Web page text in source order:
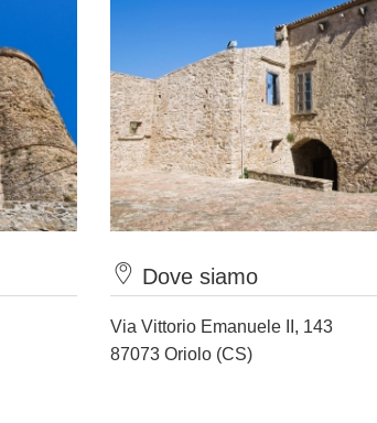
Dove siamo
Via Vittorio Emanuele II, 143
87073 Oriolo (CS)